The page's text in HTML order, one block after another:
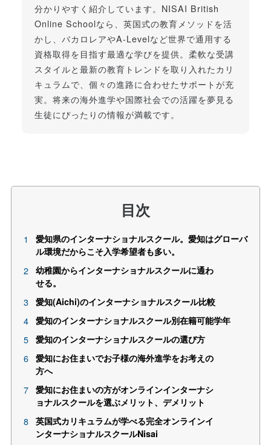
分かりやすく紹介しています。NISAI British
Online Schoolなら、英国式の教育メソッドを活
かし、バカロレアやA-Levelなど世界で通用する
資格取得を目指す最適な学びを提供。柔軟な受講
スタイルと最新の教育トレンドを取り入れたカリ
キュラムで、個々の進路に合わせたサポートが充
実。将来の海外進学や国際社会での活躍を夢見る
生徒にぴったりの情報が満載です。
目次
愛知県のインターナショナルスクール。愛知はグローバ
ル環境だからこそ入学希望者も多い。
幼稚園からインターナショナルスクールに通わ
せる。
愛知(Aichi)のインターナショナルスクール比較
愛知のインターナショナルスクール別在籍可能学年
愛知のインターナショナルスクールの選び方
愛知にお住まいでお子様の海外進学をお考えの
方へ
愛知にお住まいの方がオンラインインターナシ
ョナルスクールを選ぶメリット、デメリット
英国式カリキュラムが学べる完全オンラインイ
ンターナショナルスクールNisai